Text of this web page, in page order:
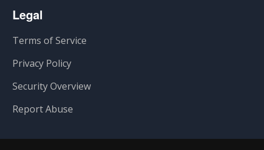
Legal
Terms of Service
Privacy Policy
Security Overview
Report Abuse